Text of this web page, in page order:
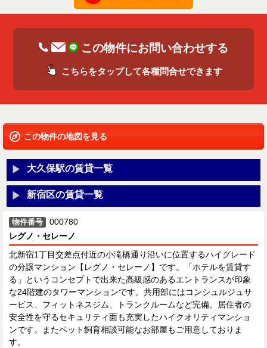
この物件にお問い合わせする
こちらをタップして各種問合せできます
この物件の地図を見る
大久保駅の賃貸一覧
新宿区の賃貸一覧
物件番号
000780
レグノ・セレーノ
北新宿1丁目交差点付近の小滝橋通り沿いに位置するハイグレード
の分譲マンション【レグノ・セレーノ】です。「ホテルを賃貸す
る」というコンセプトで出来た高級感のあるエントランスが印象
な24階建のタワーマンションです。共用部にはコンシュルジュサ
ービス、フィットネスジム、トランクルームなど完備。居住者の
安全性を守るセキュリティ面も充実したハイクオリティマンショ
ンです。またペット飼育相談可能なお部屋もご用意しておりま
す。